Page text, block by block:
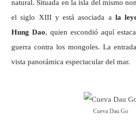
natural. Situada en la isla del mismo
el siglo XIII y está asociada a la
Hung Dao, quien escondió aquí
guerra contra los mongoles. La
vista panorámica espectacular del mar.
Cueva Dau Go